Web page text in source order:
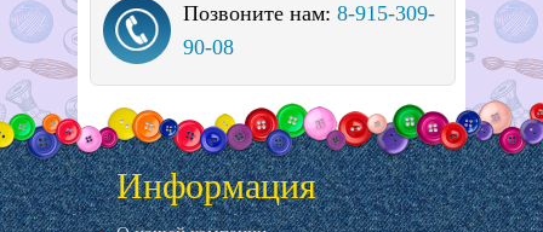
Позвоните нам: 8-915-309-
90-08
Информация